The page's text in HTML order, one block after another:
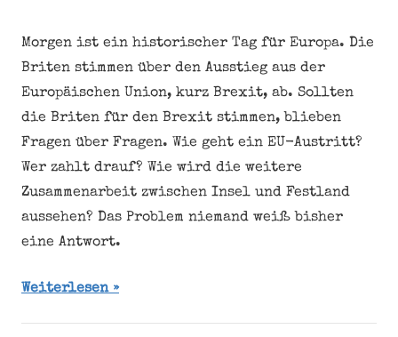
Morgen ist ein historischer Tag für Europa. Die
Briten stimmen über den Ausstieg aus der
Europäischen Union, kurz Brexit, ab. Sollten
die Briten für den Brexit stimmen, blieben
Fragen über Fragen. Wie geht ein EU-Austritt?
Wer zahlt drauf? Wie wird die weitere
Zusammenarbeit zwischen Insel und Festland
aussehen? Das Problem niemand weiß bisher
eine Antwort.
Weiterlesen